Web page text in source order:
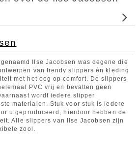
Ilse Jacobsen was degene die
van trendy slippers én kleding
met het oog op comfort. De slippers
PVC vrij en bevatten geen
wordt iedere slipper
materialen. Stuk voor stuk is iedere
u geproduceerd, hierdoor hebben de
Alle slippers van Ilse Jacobsen zijn
zool.